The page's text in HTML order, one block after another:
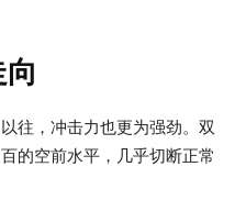
往，冲击力也更为强劲。双
的空前水平，几乎切断正常